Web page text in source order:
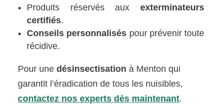
Produits réservés aux exterminateurs
certifiés.
Conseils personnalisés pour prévenir toute
récidive.
Pour unedésinsectisation à Menton qui
garantit l’éradication de tous les nuisibles,
contactez nos experts dès maintenant.